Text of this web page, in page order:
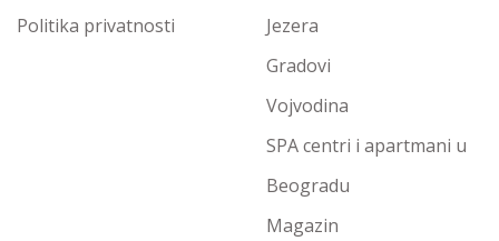
Politika privatnosti
Jezera
Gradovi
Vojvodina
SPA centri i apartmani u
Beogradu
Magazin